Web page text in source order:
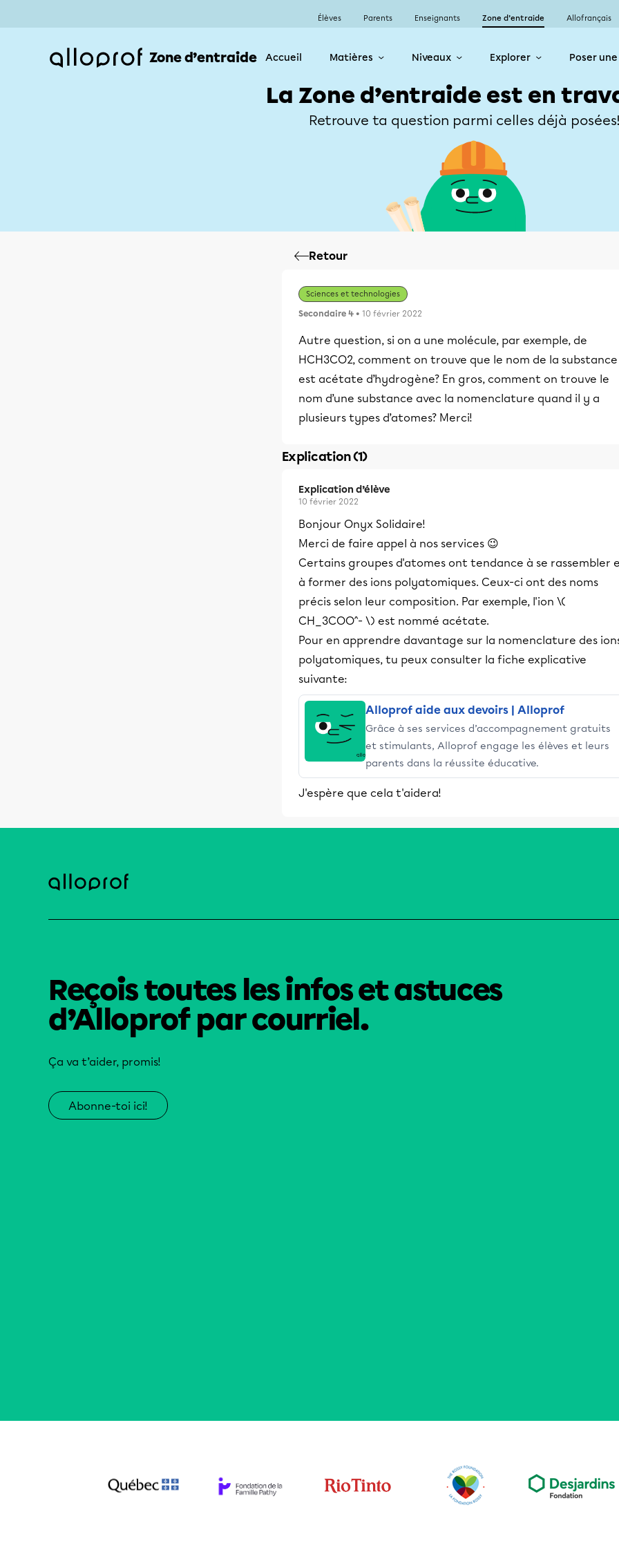
Élèves Parents Enseignants Zone d’entraide Allofrançais
Zone d’entraide Accueil Matières Niveaux Explorer Poser
La Zone d’entraide est en
Retrouve ta question parmi celles déjà
Retour
Sciences et technologies
Secondaire 4 • 10 février 2022
Autre question, si on a une molécule, par exemple, de
HCH3CO2, comment on trouve que le nom de la substance
est acétate d’hydrogène? En gros, comment on trouve le
nom d’une substance avec la nomenclature quand il y a
plusieurs types d’atomes? Merci!
Explication (1)
Explication d’élève
10 février 2022
Bonjour Onyx Solidaire!
Merci de faire appel à nos services 😉
Certains groupes d'atomes ont tendance à se rassembler
à former des ions polyatomiques. Ceux-ci ont des noms
précis selon leur composition. Par exemple, l'ion \(
CH_3COO^- \) est nommé acétate.
Pour en apprendre davantage sur la nomenclature des
polyatomiques, tu peux consulter la fiche explicative
suivante:
Alloprof aide aux devoirs | Alloprof
Grâce à ses services d’accompagnement gratuits
et stimulants, Alloprof engage les élèves et leurs
parents dans la réussite éducative.
J'espère que cela t'aidera!
Reçois toutes les infos et astuces
d’Alloprof par courriel.
Ça va t’aider, promis!
Abonne-toi ici!